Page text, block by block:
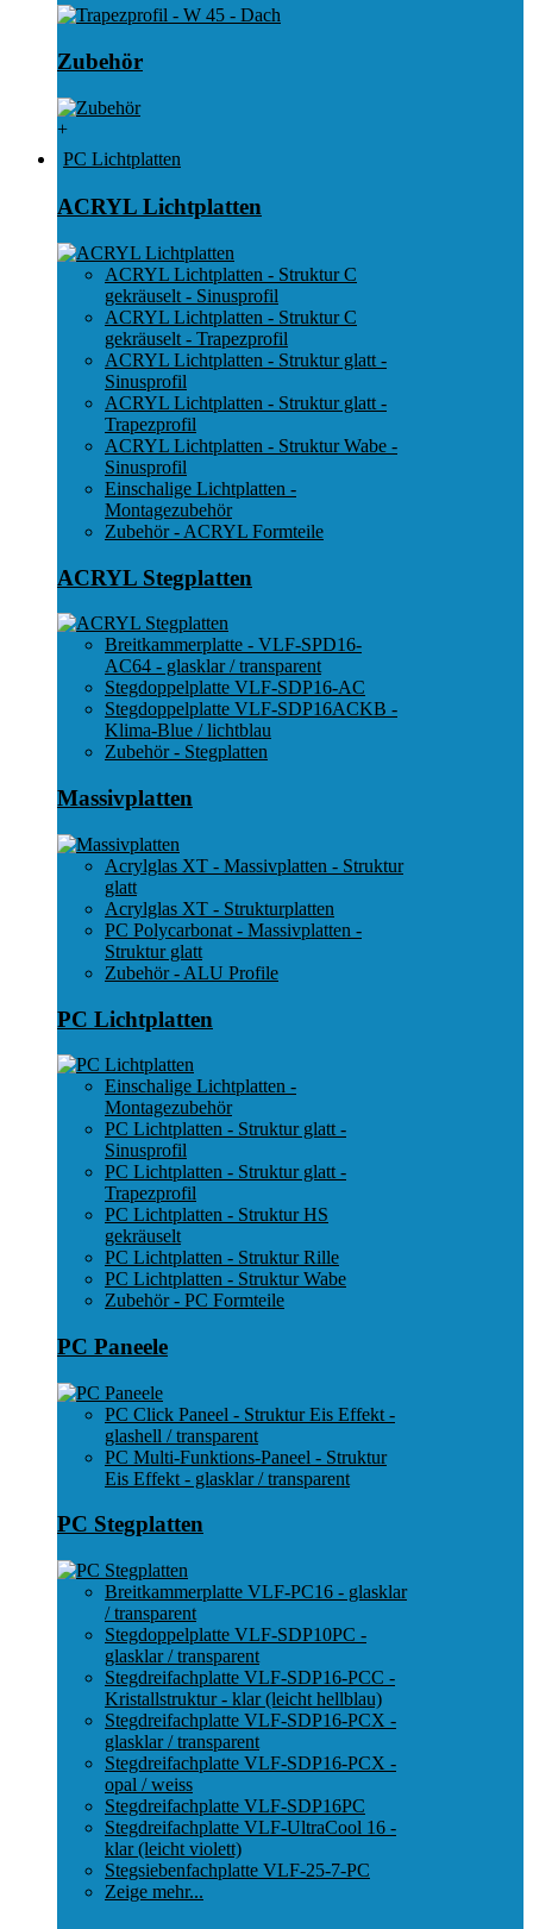
Zubehör
+
PC Lichtplatten
ACRYL Lichtplatten
ACRYL Lichtplatten - Struktur C
gekräuselt - Sinusprofil
ACRYL Lichtplatten - Struktur C
gekräuselt - Trapezprofil
ACRYL Lichtplatten - Struktur glatt -
Sinusprofil
ACRYL Lichtplatten - Struktur glatt -
Trapezprofil
ACRYL Lichtplatten - Struktur Wabe -
Sinusprofil
Einschalige Lichtplatten -
Montagezubehör
Zubehör - ACRYL Formteile
ACRYL Stegplatten
Breitkammerplatte - VLF-SPD16-
AC64 - glasklar / transparent
Stegdoppelplatte VLF-SDP16-AC
Stegdoppelplatte VLF-SDP16ACKB -
Klima-Blue / lichtblau
Zubehör - Stegplatten
Massivplatten
Acrylglas XT - Massivplatten - Struktur
glatt
Acrylglas XT - Strukturplatten
PC Polycarbonat - Massivplatten -
Struktur glatt
Zubehör - ALU Profile
PC Lichtplatten
Einschalige Lichtplatten -
Montagezubehör
PC Lichtplatten - Struktur glatt -
Sinusprofil
PC Lichtplatten - Struktur glatt -
Trapezprofil
PC Lichtplatten - Struktur HS
gekräuselt
PC Lichtplatten - Struktur Rille
PC Lichtplatten - Struktur Wabe
Zubehör - PC Formteile
PC Paneele
PC Click Paneel - Struktur Eis Effekt -
glashell / transparent
PC Multi-Funktions-Paneel - Struktur
Eis Effekt - glasklar / transparent
PC Stegplatten
Breitkammerplatte VLF-PC16 - glasklar
/ transparent
Stegdoppelplatte VLF-SDP10PC -
glasklar / transparent
Stegdreifachplatte VLF-SDP16-PCC -
Kristallstruktur - klar (leicht hellblau)
Stegdreifachplatte VLF-SDP16-PCX -
glasklar / transparent
Stegdreifachplatte VLF-SDP16-PCX -
opal / weiss
Stegdreifachplatte VLF-SDP16PC
Stegdreifachplatte VLF-UltraCool 16 -
klar (leicht violett)
Stegsiebenfachplatte VLF-25-7-PC
Zeige mehr...